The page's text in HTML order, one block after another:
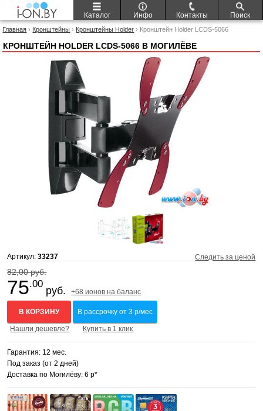
Каталог Инфо Контакты Поиск
Главная › Кронштейны › Кронштейны Holder › Кронштейн Holder LCDS-5066
КРОНШТЕЙН HOLDER LCDS-5066 В МОГИЛЁВЕ
Артикул:33237 Следить за ценой
82,00 руб.
75.00
руб. +68 ионов на баланс
В КОРЗИНУ В рассрочку от 3 р/мес
Нашли дешевле? Купить в 1 клик
Гарантия: 12 мес.
Под заказ (от 2 дней)
Доставка по Могилёву: 6 р*